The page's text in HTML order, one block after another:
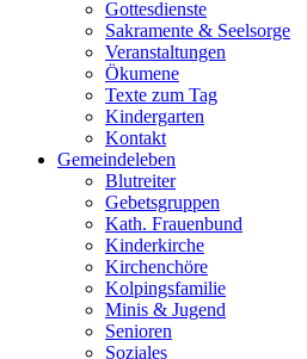
Gottesdienste
Sakramente & Seelsorge
Veranstaltungen
Ökumene
Texte zum Tag
Kindergarten
Kontakt
Gemeindeleben
Blutreiter
Gebetsgruppen
Kath. Frauenbund
Kinderkirche
Kirchenchöre
Kolpingsfamilie
Minis & Jugend
Senioren
Soziales